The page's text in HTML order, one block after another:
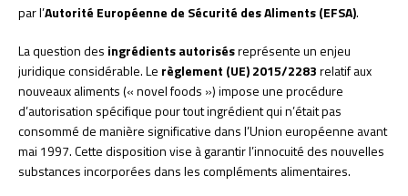
par l’Autorité Européenne de Sécurité des Aliments (EFSA).
La question des ingrédients autorisésreprésente un enjeu
juridique considérable. Le règlement (UE) 2015/2283relatif aux
nouveaux aliments (« novel foods ») impose une procédure
d’autorisation spécifique pour tout ingrédient qui n’était pas
consommé de manière significative dans l’Union européenne avant
mai 1997. Cette disposition vise à garantir l’innocuité des nouvelles
substances incorporées dans les compléments alimentaires.